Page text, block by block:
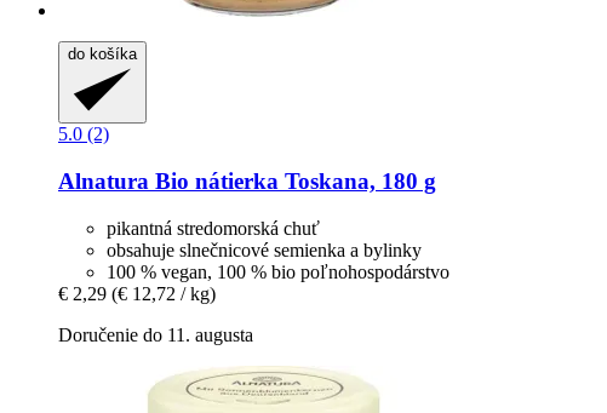
do košíka
5.0 (2)
Alnatura Bio nátierka Toskana, 180 g
pikantná stredomorská chuť
obsahuje slnečnicové semienka a bylinky
100 % vegan, 100 % bio poľnohospodárstvo
€ 2,29 (€ 12,72 / kg)
Doručenie do 11. augusta